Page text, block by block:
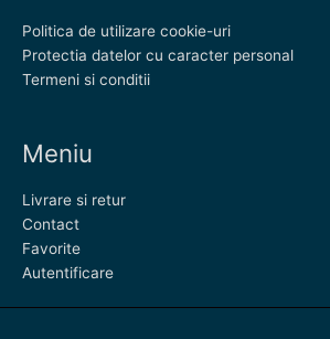
Politica de utilizare cookie-uri
Protectia datelor cu caracter personal
Termeni si conditii
Meniu
Livrare si retur
Contact
Favorite
Autentificare